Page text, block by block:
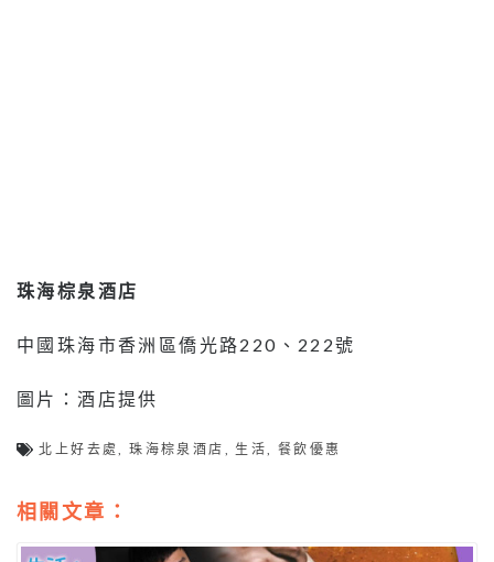
珠海棕泉酒店
中國珠海市香洲區僑光路220、222號
圖片：酒店提供
北上好去處,珠海棕泉酒店 , 生活,餐飲優惠
相關文章：